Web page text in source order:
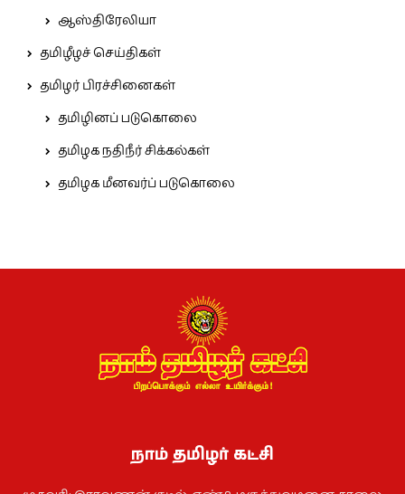
ஆஸ்திரேலியா
தமிழீழச் செய்திகள்
தமிழர் பிரச்சினைகள்
தமிழினப் படுகொலை
தமிழக நதிநீர் சிக்கல்கள்
தமிழக மீனவர்ப் படுகொலை
நாம் தமிழர் கட்சி